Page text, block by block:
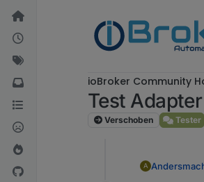
Weiter zum Inhalt
ioBroker Community
Test
Verschoben Tester
A